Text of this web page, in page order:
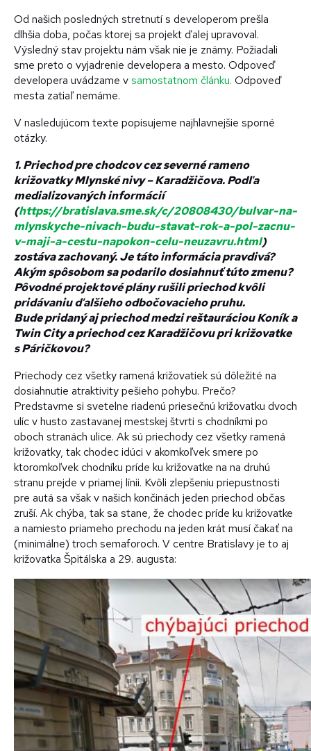
Od našich posledných stretnutí s developerom prešla
dlhšia doba, počas ktorej sa projekt ďalej upravoval.
Výsledný stav projektu nám však nie je známy. Požiadali
sme preto o vyjadrenie developera a mesto. Odpoveď
developera uvádzame vsamostatnom článku. Odpoveď
mesta zatiaľ nemáme.
V nasledujúcom texte popisujeme najhlavnejšie sporné
otázky.
1. Priechod pre chodcov cez severné rameno
križovatky Mlynské nivy – Karadžičova. Podľa
medializovaných informácií
(https://bratislava.sme.sk/c/20808430/bulvar-na-
mlynskyche-nivach-budu-stavat-rok-a-pol-zacnu-
v-maji-a-cestu-napokon-celu-neuzavru.html)
zostáva zachovaný. Je táto informácia pravdivá?
Akým spôsobom sa podarilo dosiahnuť túto zmenu?
Pôvodné projektové plány rušili priechod kvôli
pridávaniu ďalšieho odbočovacieho pruhu.
Bude pridaný aj priechod medzi reštauráciou Koník a
Twin City a priechod cez Karadžičovu pri križovatke
s Páričkovou?
Priechody cez všetky ramená križovatiek sú dôležité na
dosiahnutie atraktivity pešieho pohybu. Prečo?
Predstavme si svetelne riadenú priesečnú križovatku dvoch
ulíc v husto zastavanej mestskej štvrti s chodníkmi po
oboch stranách ulice. Ak sú priechody cez všetky ramená
križovatky, tak chodec idúci v akomkoľvek smere po
ktoromkoľvek chodníku príde ku križovatke na na druhú
stranu prejde v priamej línii. Kvôli zlepšeniu priepustnosti
pre autá sa však v našich končinách jeden priechod občas
zruší. Ak chýba, tak sa stane, že chodec príde ku križovatke
a namiesto priameho prechodu na jeden krát musí čakať na
(minimálne) troch semaforoch. V centre Bratislavy je to aj
križovatka Špitálska a 29. augusta: